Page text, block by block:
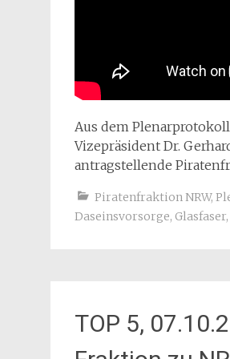
Aus dem
Vizepräsident Dr.
antragstellende
Piratenfraktion NRW,
Daseinsvorsorge, Glasfaser,
TOP 5,